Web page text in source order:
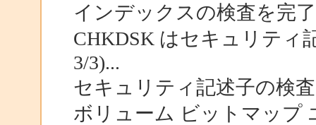
インデックスの検査を完
CHKDSK はセキュリティ
3/3)...
セキュリティ記述子の検
ボリューム ビットマップ